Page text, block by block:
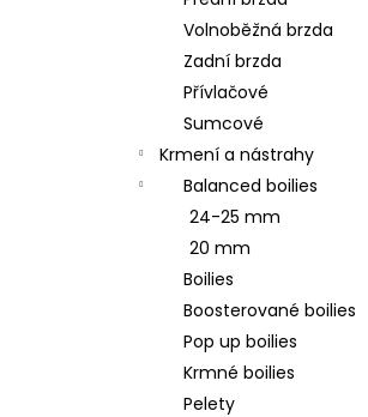
Volnoběžná brzda
Zadní brzda
Přívlačové
Sumcové
Krmení a nástrahy
Balanced boilies
24-25 mm
20 mm
Boilies
Boosterované boilies
Pop up boilies
Krmné boilies
Pelety
ODPOČÍVADLO MAGIC
HRAČKAMI HNĚDÉ
1 189 Kč
Původně: 1 699 Kč